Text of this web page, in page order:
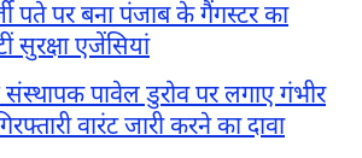
पते पर बना पंजाब के गैंगस्टर का
सुरक्षा एजेंसियां
पावेल डुरोव पर लगाए गंभीर
वारंट जारी करने का दावा